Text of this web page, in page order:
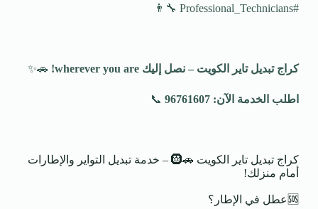
#Professional_Technicians 👨‍🔧
كراج تبديل تاير الكويت – نصل إليك 🚗✨
اطلب الخدمة الآن: 96761607 📞
كراج تبديل تاير الكويت 🚗🛞 – خدمة تبديل التواير والإطارات
أمام منزلك!
🆘عطل في الإطار؟